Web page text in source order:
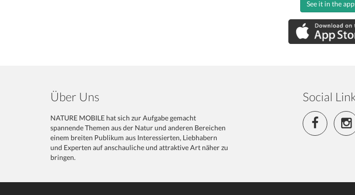
See it in the
Über Uns
NATURE MOBILE hat sich zur Aufgabe gemacht
spannende Themen aus der Natur und anderen Bereichen
einem breiten Publikum aus Interessierten, Liebhabern
und Experten auf anschauliche und attraktive Art näher zu
bringen.
Social